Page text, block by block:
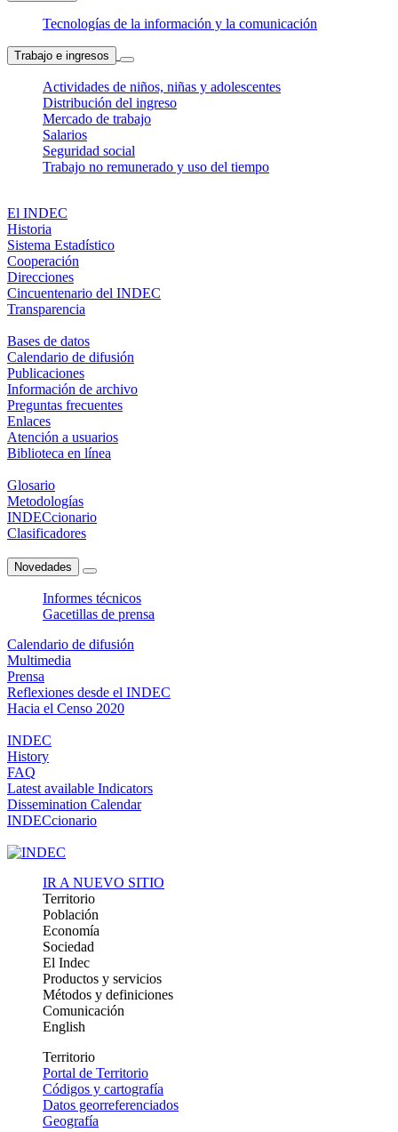
Tecnologías de la información y la comunicación
Trabajo e ingresos
Actividades de niños, niñas y adolescentes
Distribución del ingreso
Mercado de trabajo
Salarios
Seguridad social
Trabajo no remunerado y uso del tiempo
El INDEC
Historia
Sistema Estadístico
Cooperación
Direcciones
Cincuentenario del INDEC
Transparencia
Bases de datos
Calendario de difusión
Publicaciones
Información de archivo
Preguntas frecuentes
Enlaces
Atención a usuarios
Biblioteca en línea
Glosario
Metodologías
INDECcionario
Clasificadores
Novedades
Informes técnicos
Gacetillas de prensa
Calendario de difusión
Multimedia
Prensa
Reflexiones desde el INDEC
Hacia el Censo 2020
INDEC
History
FAQ
Latest available Indicators
Dissemination Calendar
INDECcionario
IR A NUEVO SITIO
Territorio
Población
Economía
Sociedad
El Indec
Productos y servicios
Métodos y definiciones
Comunicación
English
Territorio
Portal de Territorio
Códigos y cartografía
Datos georreferenciados
Geografía